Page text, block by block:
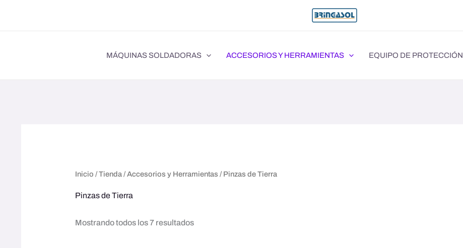
MÁQUINAS SOLDADORAS ACCESORIOS Y HERRAMIENTAS EQUIPO DE PROTECCIÓN
Inicio /Tienda/Accesorios y Herramientas / Pinzas de Tierra
Pinzas de Tierra
Mostrando todos los 7 resultados